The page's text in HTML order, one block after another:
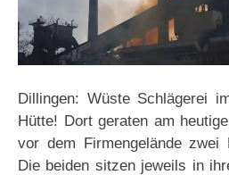
Dillingen: Wüste Schlägerei
Hütte! Dort geraten am
vor dem Firmengelände zwei
Die beiden sitzen jeweils in